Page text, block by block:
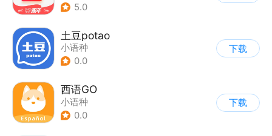
5.0
土豆potao
小语种
0.0
下载
西语GO
小语种
0.0
下载